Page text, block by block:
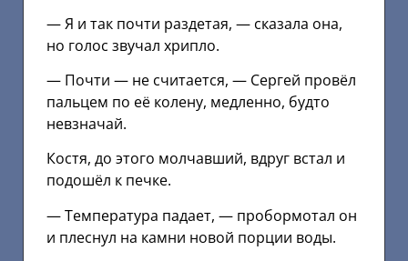
— Я и так почти раздетая, — сказала она,
но голос звучал хрипло.
— Почти — не считается, — Сергей провёл
пальцем по её колену, медленно, будто
невзначай.
Костя, до этого молчавший, вдруг встал и
подошёл к печке.
— Температура падает, — пробормотал он
и плеснул на камни новой порции воды.